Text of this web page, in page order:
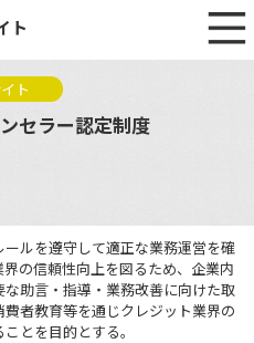
ト
ト
セラー認定制度
ルを遵守して適正な業務運営を確
の信頼性向上を図るため、企業内
助言・指導・業務改善に向けた取
者教育等を通じクレジット業界の
とを目的とする。